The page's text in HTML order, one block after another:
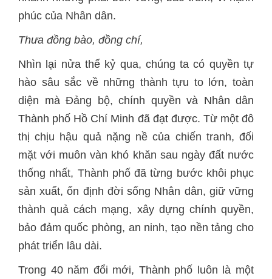
phúc của Nhân dân.
Thưa đồng bào, đồng chí,
Nhìn lại nửa thế kỷ qua, chúng ta có quyền tự
hào sâu sắc về những thành tựu to lớn, toàn
diện mà Đảng bộ, chính quyền và Nhân dân
Thành phố Hồ Chí Minh đã đạt được. Từ một đô
thị chịu hậu quả nặng nề của chiến tranh, đối
mặt với muôn vàn khó khăn sau ngày đất nước
thống nhất, Thành phố đã từng bước khôi phục
sản xuất, ổn định đời sống Nhân dân, giữ vững
thành quả cách mạng, xây dựng chính quyền,
bảo đảm quốc phòng, an ninh, tạo nền tảng cho
phát triển lâu dài.
Trong 40 năm đổi mới, Thành phố luôn là một